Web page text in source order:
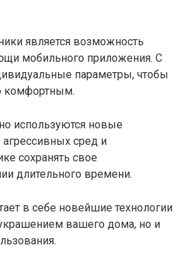
является возможность
мобильного приложения. С
параметры, чтобы
комфортным.
используются новые
сред и
сохранять свое
длительного времени.
в себе новейшие технологии
вашего дома, но и